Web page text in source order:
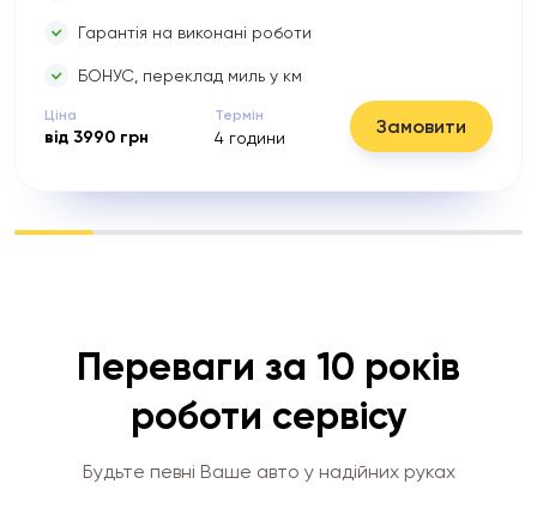
Гарантія на виконані роботи
БОНУС, переклад миль у км
Ціна
від 3990 грн
Термін
4години Замовити
Переваги за 10 років
роботи сервісу
Будьте певні Ваше авто у надійних руках